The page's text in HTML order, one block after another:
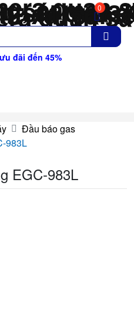
đãi đến 45%
0
Đầu báo gas
983L
EGC-983L